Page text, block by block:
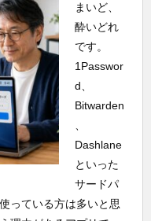
まいど、
酔いどれ
です。
1Passwor
d、
Bitwarden
Dashlane
といった
サードパ
っている方は多いと思